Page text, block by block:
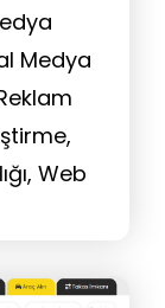
Medya
Web